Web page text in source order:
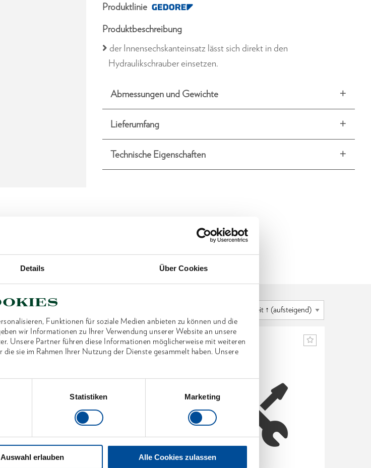
Details Über Cookies
Funktionen für soziale Medien anbieten zu können und die
wir Informationen zu Ihrer Verwendung unserer Website an unsere
Unsere Partner führen diese Informationen möglicherweise mit weiteren
sie im Rahmen Ihrer Nutzung der Dienste gesammelt haben. Unsere
Statistiken Marketing
Auswahl erlauben Alle Cookies zulassen
Produktlinie
Produktbeschreibung
der Innensechskanteinsatz lässt sich direkt in den
Hydraulikschrauber einsetzen.
Abmessungen und Gewichte
Lieferumfang
Technische Eigenschaften